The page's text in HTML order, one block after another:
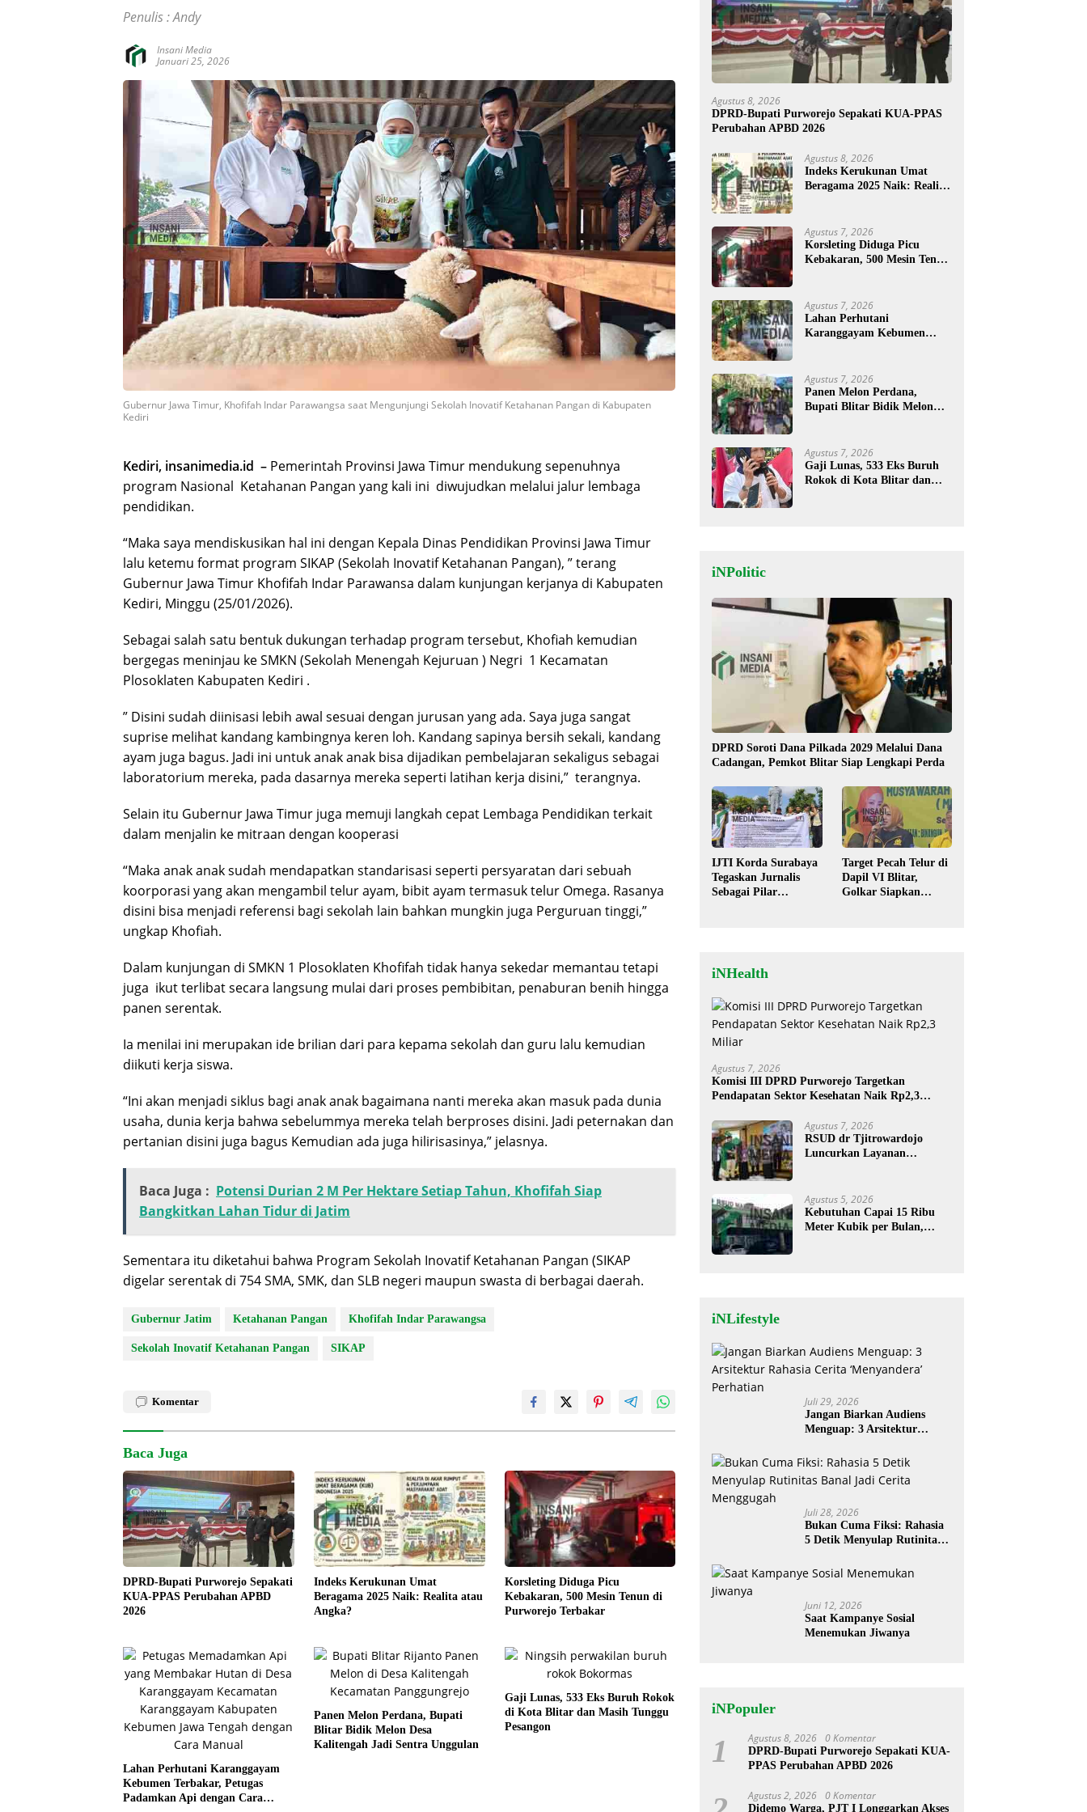
Penulis : Andy
Insani Media
Januari 25, 2026
Gubernur Jawa Timur, Khofifah Indar Parawangsa saat Mengunjungi Sekolah Inovatif Ketahanan Pangan di Kabupaten
Kediri
Kediri, insanimedia.id – Pemerintah Provinsi Jawa Timur mendukung sepenuhnya
program Nasional Ketahanan Pangan yang kali ini diwujudkan melalui jalur lembaga
pendidikan.
“Maka saya mendiskusikan hal ini dengan Kepala Dinas Pendidikan Provinsi Jawa Timur
lalu ketemu format program SIKAP (Sekolah Inovatif Ketahanan Pangan), ” terang
Gubernur Jawa Timur Khofifah Indar Parawansa dalam kunjungan kerjanya di Kabupaten
Kediri, Minggu (25/01/2026).
Sebagai salah satu bentuk dukungan terhadap program tersebut, Khofiah kemudian
bergegas meninjau ke SMKN (Sekolah Menengah Kejuruan ) Negri 1 Kecamatan
Plosoklaten Kabupaten Kediri .
” Disini sudah diinisasi lebih awal sesuai dengan jurusan yang ada. Saya juga sangat
suprise melihat kandang kambingnya keren loh. Kandang sapinya bersih sekali, kandang
ayam juga bagus. Jadi ini untuk anak anak bisa dijadikan pembelajaran sekaligus sebagai
laboratorium mereka, pada dasarnya mereka seperti latihan kerja disini,” terangnya.
Selain itu Gubernur Jawa Timur juga memuji langkah cepat Lembaga Pendidikan terkait
dalam menjalin ke mitraan dengan kooperasi
“Maka anak anak sudah mendapatkan standarisasi seperti persyaratan dari sebuah
koorporasi yang akan mengambil telur ayam, bibit ayam termasuk telur Omega. Rasanya
disini bisa menjadi referensi bagi sekolah lain bahkan mungkin juga Perguruan tinggi,”
ungkap Khofiah.
Dalam kunjungan di SMKN 1 Plosoklaten Khofifah tidak hanya sekedar memantau tetapi
juga ikut terlibat secara langsung mulai dari proses pembibitan, penaburan benih hingga
panen serentak.
Ia menilai ini merupakan ide brilian dari para kepama sekolah dan guru lalu kemudian
diikuti kerja siswa.
“Ini akan menjadi siklus bagi anak anak bagaimana nanti mereka akan masuk pada dunia
usaha, dunia kerja bahwa sebelummya mereka telah berproses disini. Jadi peternakan dan
pertanian disini juga bagus Kemudian ada juga hilirisasinya,” jelasnya.
Baca Juga : Potensi Durian 2 M Per Hektare Setiap Tahun, Khofifah Siap
Bangkitkan Lahan Tidur di Jatim
Sementara itu diketahui bahwa Program Sekolah Inovatif Ketahanan Pangan (SIKAP
digelar serentak di 754 SMA, SMK, dan SLB negeri maupun swasta di berbagai daerah.
Gubernur Jatim Ketahanan Pangan Khofifah Indar Parawangsa
Sekolah Inovatif Ketahanan Pangan SIKAP
Komentar
Baca Juga
DPRD-Bupati Purworejo Sepakati
KUA-PPAS Perubahan APBD
2026
Indeks Kerukunan Umat
Beragama 2025 Naik: Realita atau
Angka?
Korsleting Diduga Picu
Kebakaran, 500 Mesin Tenun di
Purworejo Terbakar
Lahan Perhutani Karanggayam
Kebumen Terbakar, Petugas
Padamkan Api dengan Cara
Panen Melon Perdana, Bupati
Blitar Bidik Melon Desa
Kalitengah Jadi Sentra Unggulan
Gaji Lunas, 533 Eks Buruh Rokok
di Kota Blitar dan Masih Tunggu
Pesangon
Agustus 8, 2026
DPRD-Bupati Purworejo Sepakati KUA-PPAS
Perubahan APBD 2026
Agustus 8, 2026
Indeks Kerukunan Umat
Beragama 2025 Naik: Realita
Agustus 7, 2026
Korsleting Diduga Picu
Kebakaran, 500 Mesin Tenun
Agustus 7, 2026
Lahan Perhutani
Karanggayam Kebumen
Agustus 7, 2026
Panen Melon Perdana,
Bupati Blitar Bidik Melon
Agustus 7, 2026
Gaji Lunas, 533 Eks Buruh
Rokok di Kota Blitar dan
iNPolitic
DPRD Soroti Dana Pilkada 2029 Melalui Dana
Cadangan, Pemkot Blitar Siap Lengkapi Perda
IJTI Korda Surabaya
Tegaskan Jurnalis
Sebagai Pilar
Target Pecah Telur di
Dapil VI Blitar,
Golkar Siapkan
iNHealth
Agustus 7, 2026
Komisi III DPRD Purworejo Targetkan
Pendapatan Sektor Kesehatan Naik Rp2,3
Agustus 7, 2026
RSUD dr Tjitrowardojo
Luncurkan Layanan
Agustus 5, 2026
Kebutuhan Capai 15 Ribu
Meter Kubik per Bulan,
iNLifestyle
Juli 29, 2026
Jangan Biarkan Audiens
Menguap: 3 Arsitektur
Perhatian
Juli 28, 2026
Bukan Cuma Fiksi: Rahasia
5 Detik Menyulap Rutinitas
Menggugah
Juni 12, 2026
Saat Kampanye Sosial
Menemukan Jiwanya
iNPopuler
1 Agustus 8, 2026 0 Komentar
DPRD-Bupati Purworejo Sepakati KUA-
PPAS Perubahan APBD 2026
Agustus 2, 2026 0 Komentar
Didemo Warga, PJT I Longgarkan Akses